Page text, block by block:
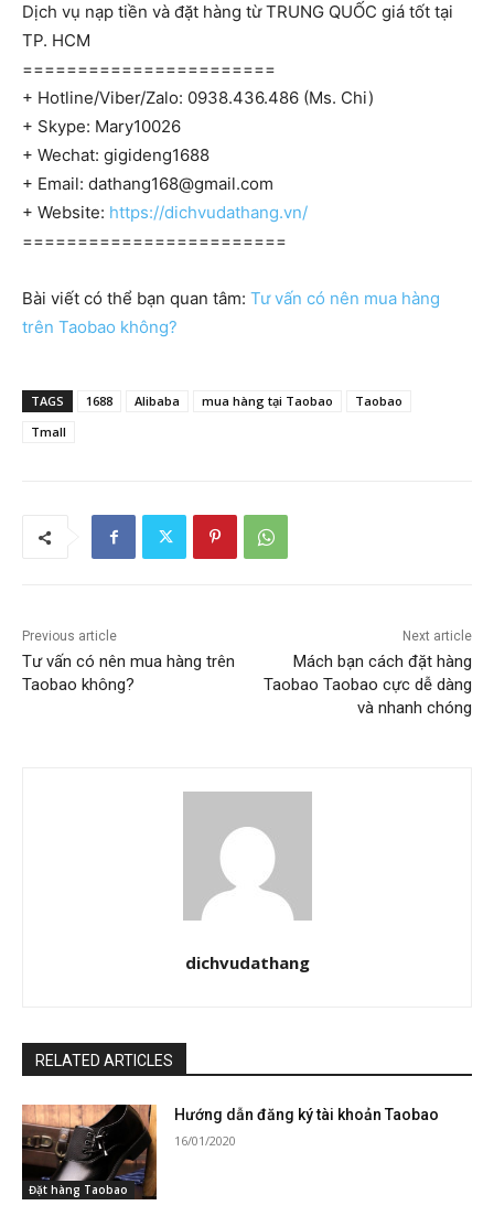
Dịch vụ nạp tiền và đặt hàng từ TRUNG QUỐC giá tốt tại
TP. HCM
=======================
+ Hotline/Viber/Zalo: 0938.436.486 (Ms. Chi)
+ Skype: Mary10026
+ Wechat: gigideng1688
+ Email: dathang168@gmail.com
+ Website: https://dichvudathang.vn/
========================
Bài viết có thể bạn quan tâm: Tư vấn có nên mua hàng
trên Taobao không?
TAGS 1688 Alibaba mua hàng tại Taobao
Taobao
Tmall
Previous article
Tư vấn có nên mua hàng trên
Taobao không?
Next article
Mách bạn cách đặt hàng
Taobao Taobao cực dễ dàng
và nhanh chóng
dichvudathang
RELATED ARTICLES
Đặt hàng Taobao
Hướng dẫn đăng ký tài khoản Taobao
16/01/2020